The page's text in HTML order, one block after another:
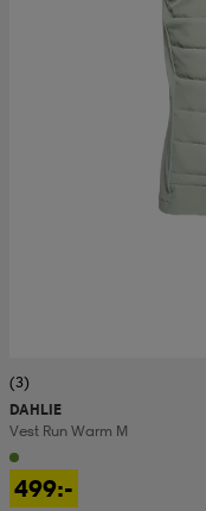
(3)
DAHLIE
Vest Run Warm M
499:-